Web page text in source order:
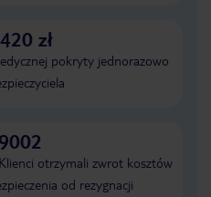
zł
pokryty jednorazowo
otrzymali zwrot kosztów
od rezygnacji